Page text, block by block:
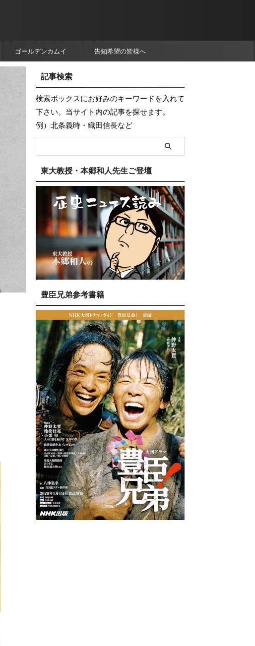
ゴールデンカムイ 告知希望の皆様へ
記事検索
検索ボックスにお好みのキーワードを入れて
下さい。当サイト内の記事を探せます。
例）北条義時・織田信長など
東大教授・本郷和人先生ご登壇
豊臣兄弟参考書籍